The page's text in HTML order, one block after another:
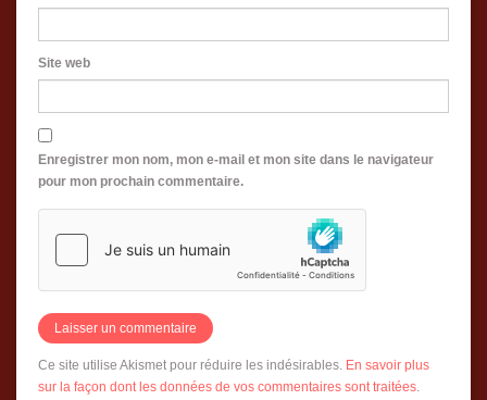
Site web
Enregistrer mon nom, mon e-mail et mon site dans le navigateur
pour mon prochain commentaire.
Ce site utilise Akismet pour réduire les indésirables. En savoir plus
sur la façon dont les données de vos commentaires sont traitées